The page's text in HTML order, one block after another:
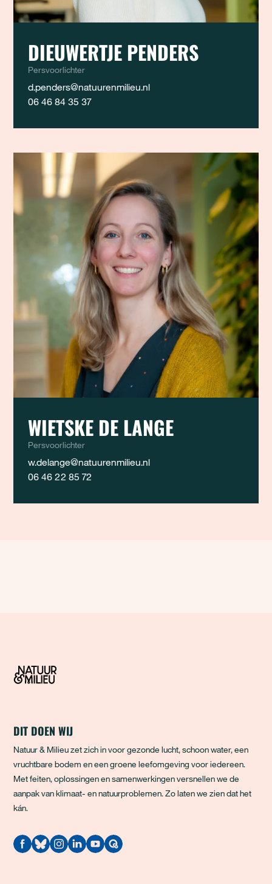
DIEUWERTJE PENDERS
Persvoorlichter
d.penders@natuurenmilieu.nl
06 46 84 35 37
WIETSKE DE LANGE
Persvoorlichter
w.delange@natuurenmilieu.nl
06 46 22 85 72
DIT DOEN WIJ
Natuur & Milieu zet zich in voor gezonde lucht, schoon water, een
vruchtbare bodem en een groene leefomgeving voor iedereen.
Met feiten, oplossingen en samenwerkingen versnellen we de
aanpak van klimaat- en natuurproblemen. Zo laten we zien dat het
kán.
Quodari